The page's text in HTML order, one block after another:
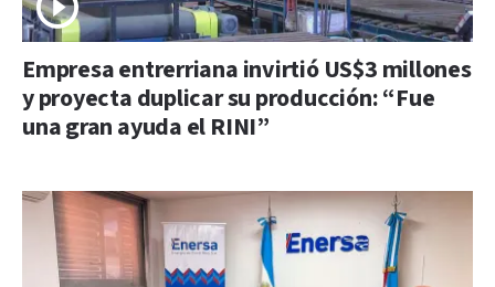
Empresa entrerriana invirtió US$3 millones
y proyecta duplicar su producción: “Fue
una gran ayuda el RINI”